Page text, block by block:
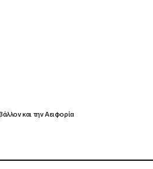
και την Αειφορία